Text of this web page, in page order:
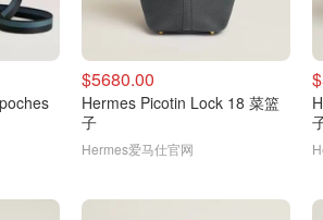
$5680.00
Hermes Picotin Lock 18 菜篮
子
Hermes爱马仕官网